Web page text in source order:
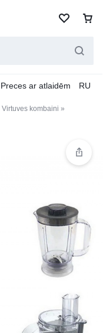
Preces ar atlaidēm RU
Virtuves kombaini »